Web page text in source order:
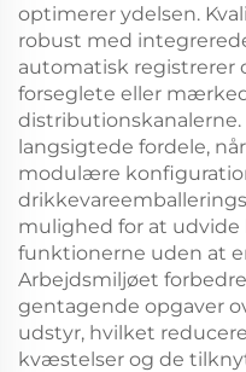
optimerer ydelsen.
robust med
automatisk registrerer
forseglete eller
langsigtede fordele,
modulære
mulighed for at
funktionerne uden at
Arbejdsmiljøet
gentagende opgaver
udstyr, hvilket
kvæstelser og de